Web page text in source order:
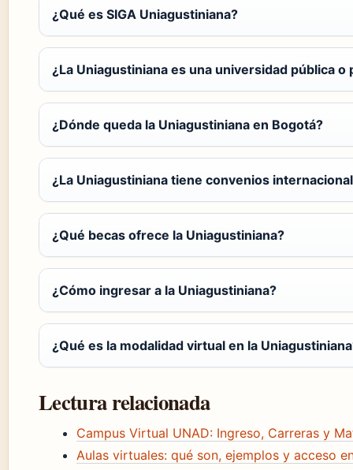
¿Qué es SIGA Uniagustiniana?
¿La Uniagustiniana es una universidad pública o
¿Dónde queda la Uniagustiniana en Bogotá?
¿La Uniagustiniana tiene convenios
¿Qué becas ofrece la Uniagustiniana?
¿Cómo ingresar a la Uniagustiniana?
¿Qué es la modalidad virtual en la
Lectura relacionada
Campus Virtual UNAD: Ingreso, Carreras y
Aulas virtuales: qué son, ejemplos y acceso